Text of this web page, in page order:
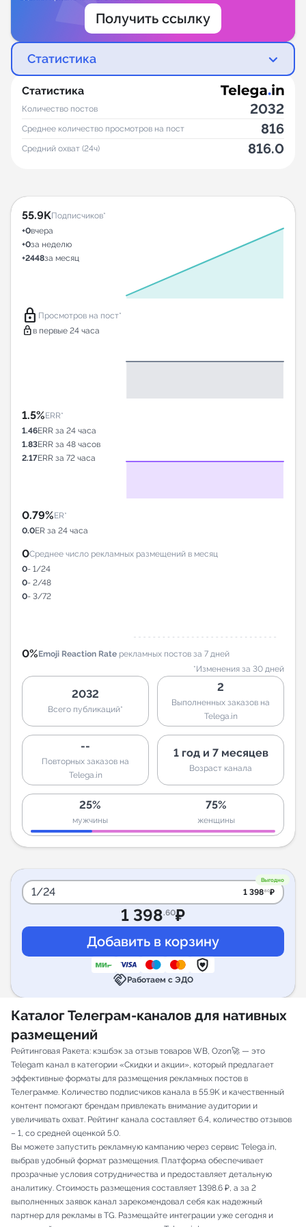
Получить ссылку
Статистика
Статистика
Количество постов 2032
Среднее количество просмотров на пост 816
Средний охват (24ч) 816.0
55.9KПодписчиков*
+0вчера
+0за неделю
+2448за месяц
lock Просмотров на пост*
lock в первые 24 часа
1.5%ERR*
1.46ERR за 24 часа
1.83ERR за 48 часов
2.17ERR за 72 часа
0.79%ER*
0.0ER за 24 часа
0Среднее число рекламных размещений в месяц
0- 1/24
0- 2/48
0- 3/72
0%Emoji Reaction Rate рекламных постов за 7 дней
*Изменения за 30 дней
2032
Всего публикаций*
2
Выполненных заказов на
Telega.in
--
Повторных заказов на
Telega.in
1 год и 7 месяцев
Возраст канала
25%
мужчины
75%
женщины
Выгодно
1/24 1 398.60₽
1 398.60₽
handshakeРаботаем с ЭДО
Каталог Телеграм-каналов для нативных
размещений
Рейтинговая Ракета: кэшбэк за отзыв товаров WB, Ozon🚀 — это
Telegam канал в категории «Скидки и акции», который предлагает
эффективные форматы для размещения рекламных постов в
Телеграмме. Количество подписчиков канала в 55.9K и качественный
контент помогают брендам привлекать внимание аудитории и
увеличивать охват. Рейтинг канала составляет 6.4, количество отзывов
– 1, со средней оценкой 5.0.
Вы можете запустить рекламную кампанию через сервис Telega.in,
выбрав удобный формат размещения. Платформа обеспечивает
прозрачные условия сотрудничества и предоставляет детальную
аналитику. Стоимость размещения составляет 1398.6 ₽, а за 2
выполненных заявок канал зарекомендовал себя как надежный
партнер для рекламы в TG. Размещайте интеграции уже сегодня и